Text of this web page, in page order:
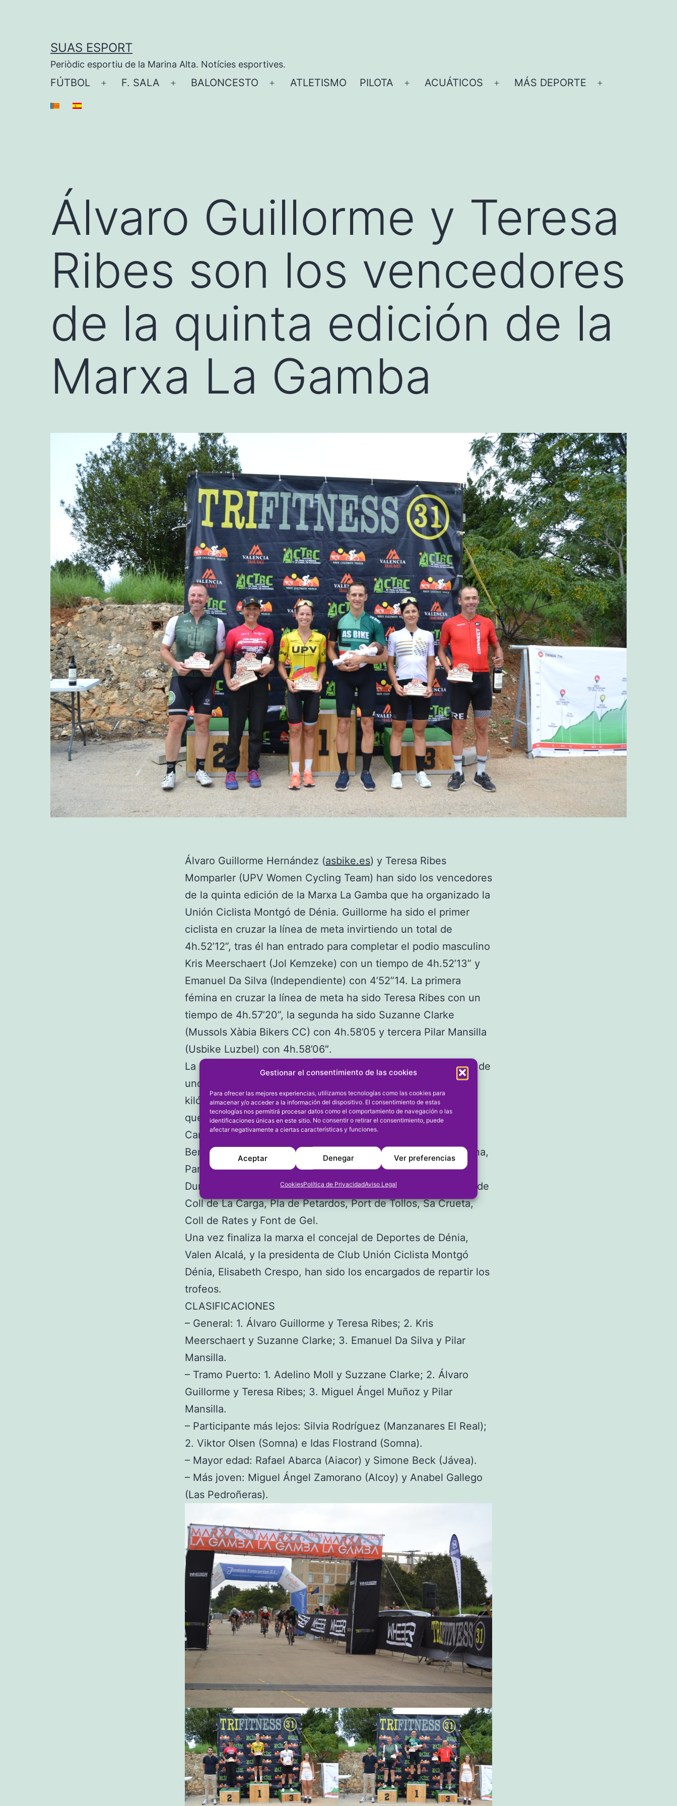
Gestionar el consentimiento de las cookies
Para ofrecer las mejores experiencias, utilizamos tecnologías como las cookies para
almacenar y/o acceder a la información del dispositivo. El consentimiento de estas
tecnologías nos permitirá procesar datos como el comportamiento de navegación o las
identificaciones únicas en este sitio. No consentir o retirar el consentimiento, puede
afectar negativamente a ciertas características y funciones.
Aceptar Denegar Ver preferencias
CookiesPolítica de PrivacidadAviso Legal
SUAS ESPORT
Periòdic esportiu de la Marina Alta. Notícies esportives.
FÚTBOL
Abrir
F. SALA
Abrir
BALONCESTO
Abrir
ATLETISMO PILOTA
Abrir
ACUÁTICOS
Abrir
MÁS DEPORTE
Álvaro Guillorme y Teresa
Ribes son los vencedores
de la quinta edición de la
Marxa La Gamba
Álvaro Guillorme Hernández (asbike.es) y Teresa Ribes
Momparler (UPV Women Cycling Team) han sido los vencedores
de la quinta edición de la Marxa La Gamba que ha organizado la
Unión Ciclista Montgó de Dénia. Guillorme ha sido el primer
ciclista en cruzar la línea de meta invirtiendo un total de
4h.52’12”, tras él han entrado para completar el podio masculino
Kris Meerschaert (Jol Kemzeke) con un tiempo de 4h.52’13” y
Emanuel Da Silva (Independiente) con 4’52”14. La primera
fémina en cruzar la línea de meta ha sido Teresa Ribes con un
tiempo de 4h.57’20”, la segunda ha sido Suzanne Clarke
(Mussols Xàbia Bikers CC) con 4h.58’05 y tercera Pilar Mansilla
(Usbike Luzbel) con 4h.58’06″.
La prueba ciclodeportiva, que ha cocado con la participación de
unos 300 ciclistas, ha constado de un recorrido de 139
kilómetros con un desnivel total de 2.600 metros positivos, y
que ha transcurrido por La Xara, Pedreguer, Benidoleig, Orba,
Campell, Fleix, Benimaurell, Vall d’Ebo, Alcalá de la Jovada,
Beniaia, Tollos, Fageca, Famorca, Castells de Castells, Taberna,
Parcent, Benigembla y Murla, para volver después a Dénia.
Durante el recorrido los ciclistas han subido seis puertos, los de
Coll de La Carga, Pla de Petardos, Port de Tollos, Sa Crueta,
Coll de Rates y Font de Gel.
Una vez finaliza la marxa el concejal de Deportes de Dénia,
Valen Alcalá, y la presidenta de Club Unión Ciclista Montgó
Dénia, Elisabeth Crespo, han sido los encargados de repartir los
trofeos.
CLASIFICACIONES
– General: 1. Álvaro Guillorme y Teresa Ribes; 2. Kris
Meerschaert y Suzanne Clarke; 3. Emanuel Da Silva y Pilar
Mansilla.
– Tramo Puerto: 1. Adelino Moll y Suzzane Clarke; 2. Álvaro
Guillorme y Teresa Ribes; 3. Miguel Ángel Muñoz y Pilar
Mansilla.
– Participante más lejos: Silvia Rodríguez (Manzanares El Real);
2. Viktor Olsen (Somna) e Idas Flostrand (Somna).
– Mayor edad: Rafael Abarca (Aiacor) y Simone Beck (Jávea).
– Más joven: Miguel Ángel Zamorano (Alcoy) y Anabel Gallego
(Las Pedroñeras).